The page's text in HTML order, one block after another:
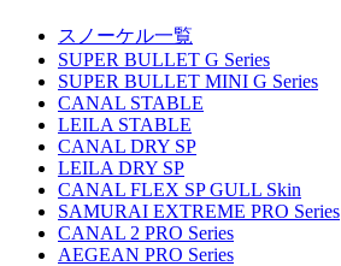
スノーケル一覧
SUPER BULLET G Series
SUPER BULLET MINI G Series
CANAL STABLE
LEILA STABLE
CANAL DRY SP
LEILA DRY SP
CANAL FLEX SP GULL Skin
SAMURAI EXTREME PRO Series
CANAL 2 PRO Series
AEGEAN PRO Series